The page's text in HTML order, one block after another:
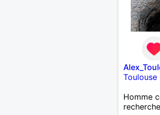
Toulouse
Homme